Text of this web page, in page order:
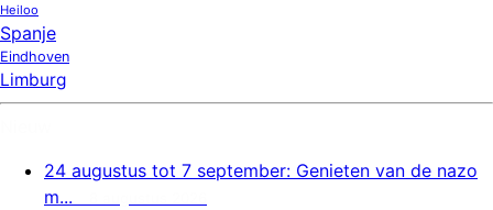
Heiloo
Spanje
Eindhoven
Limburg
24 augustus tot 7 september: Genieten van de nazo
m...